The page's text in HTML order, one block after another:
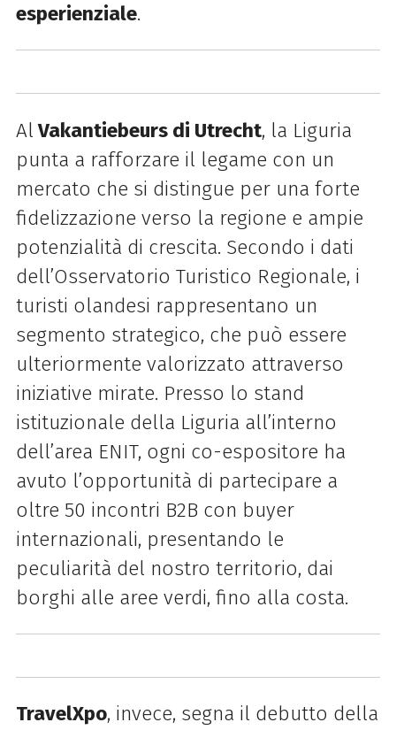
esperienziale.
AlVakantiebeurs di Utrecht, la Liguria
punta a rafforzare il legame con un
mercato che si distingue per una forte
fidelizzazione verso la regione e ampie
potenzialità di crescita. Secondo i dati
dell’Osservatorio Turistico Regionale, i
turisti olandesi rappresentano un
segmento strategico, che può essere
ulteriormente valorizzato attraverso
iniziative mirate. Presso lo stand
istituzionale della Liguria all’interno
dell’area ENIT, ogni co-espositore ha
avuto l’opportunità di partecipare a
oltre 50 incontri B2B con buyer
internazionali, presentando le
peculiarità del nostro territorio, dai
borghi alle aree verdi, fino alla costa.
TravelXpo, invece, segna il debutto della